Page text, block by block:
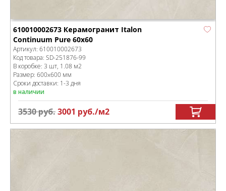
610010002673 Керамогранит Italon
Continuum Pure 60x60
Артикул: 610010002673
Код товара: SD-251876-99
В коробке: 3 шт, 1.08 м2
Размер: 600x600 мм
Сроки доставки: 1-3 дня
в наличии
3530руб.3001 руб./м2